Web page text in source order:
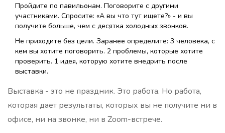
Пройдите по павильонам. Поговорите с другими
участниками. Спросите: «А вы что тут ищете?» - и вы
получите больше, чем с десятка холодных звонков.
Не приходите без цели. Заранее определите: 3 человека, с
кем вы хотите поговорить. 2 проблемы, которые хотите
проверить. 1 идея, которую хотите внедрить после
выставки.
Выставка - это не праздник. Это работа. Но работа,
которая дает результаты, которых вы не получите ни в
офисе, ни на звонке, ни в Zoom-встрече.